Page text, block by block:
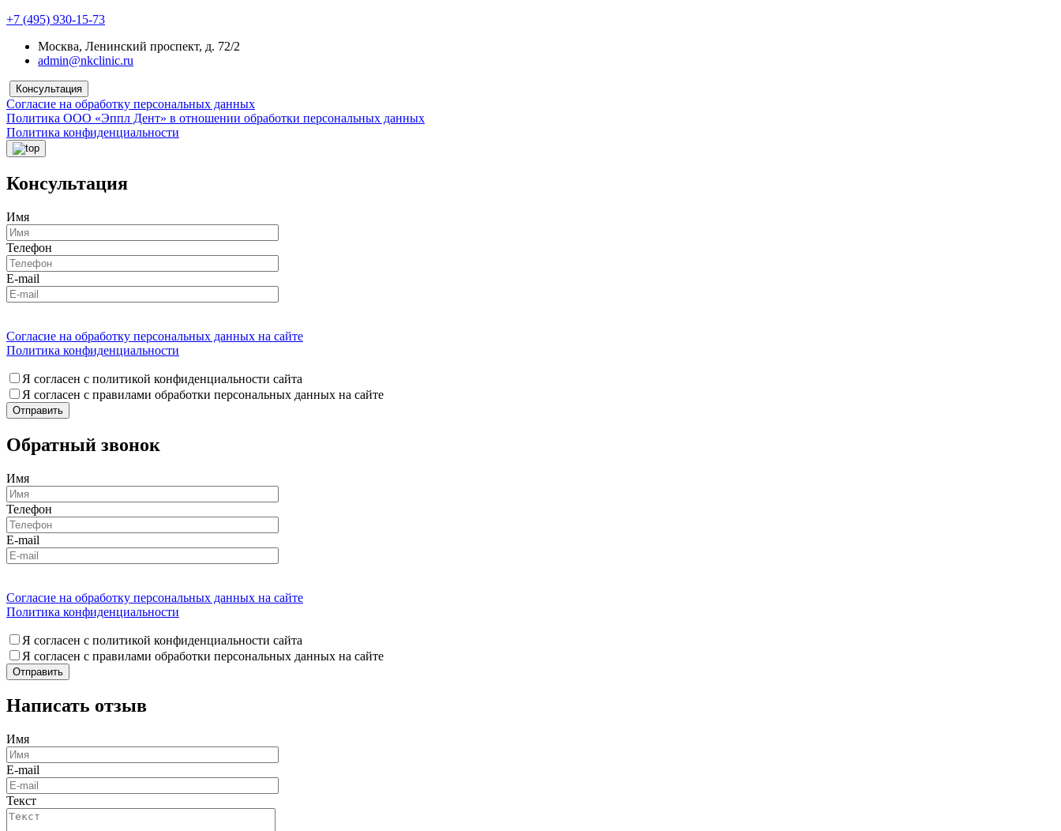
+7 (495) 930-15-73
Москва, Ленинский проспект, д. 72/2
admin@nkclinic.ru
Консультация
Согласие на обработку персональных данных
Политика ООО «Эппл Дент» в отношении обработки персональных данных
Политика конфиденциальности
Консультация
Имя
Телефон
E-mail
Согласие на обработку персональных данных на сайте
Политика конфиденциальности
Я согласен с политикой конфиденциальности сайта
Я согласен с правилами обработки персональных данных на сайте
Обратный звонок
Имя
Телефон
E-mail
Согласие на обработку персональных данных на сайте
Политика конфиденциальности
Я согласен с политикой конфиденциальности сайта
Я согласен с правилами обработки персональных данных на сайте
Написать отзыв
Имя
E-mail
Текст